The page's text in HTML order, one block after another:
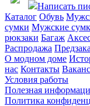
Написать
Каталог Обувь
сумки Мужские
рюкзаки Багаж
Распродажа
О модном доме
нас Контакты
Условия работы
Полезная
Политика